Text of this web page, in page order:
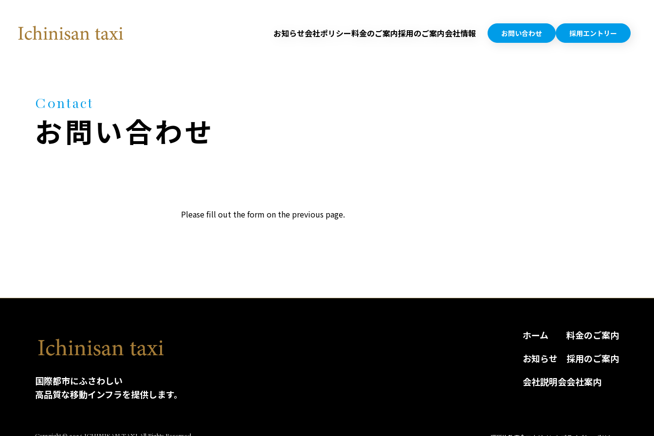
お知らせ会社ポリシー料金のご案内採用のご案内会社情報 お問い合わせ 採用エントリー
Contact
お問い合わせ
Please fill out the form on the previous page.
国際都市にふさわしい
高品質な移動インフラを提供します。
ホーム
お知らせ
会社説明会
料金のご案内
採用のご案内
会社案内